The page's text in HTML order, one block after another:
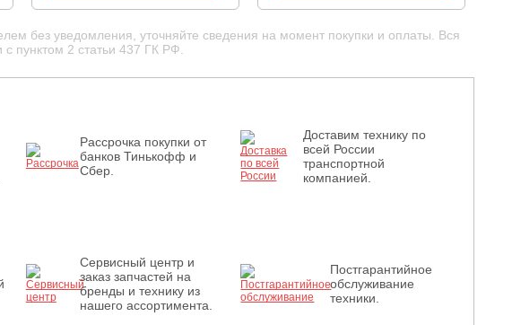
без уведомления, уточняйте сведения на момент покупки и оплаты. Вся
пунктом 2 статьи 437 ГК РФ.
Рассрочка покупки от
банков Тинькофф и
Сбер.
Доставим технику по
всей России
транспортной
компанией.
Сервисный центр и
заказ запчастей на
бренды и технику из
нашего ассортимента.
Постгарантийное
обслуживание
техники.